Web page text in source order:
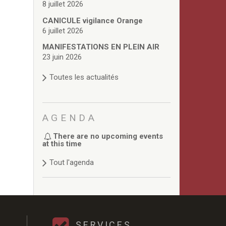
8 juillet 2026
CANICULE vigilance Orange
6 juillet 2026
MANIFESTATIONS EN PLEIN AIR
23 juin 2026
Toutes les actualités
AGENDA
There are no upcoming events
at this time
Tout l'agenda